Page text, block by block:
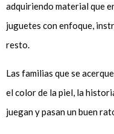
adquiriendo material que
juguetes con enfoque,
resto.
Las familias que se
el color de la piel, la
juegan y pasan un buen